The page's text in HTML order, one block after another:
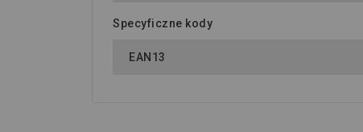
Specyficzne kody
EAN13